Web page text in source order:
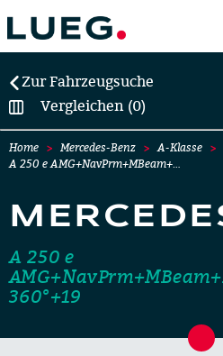
Zur Fahrzeugsuche
Vergleichen (0)
Home Mercedes-Benz
A-Klasse
A 250 e AMG+NavPrm+MBeam+…
A 250 e
360°+19